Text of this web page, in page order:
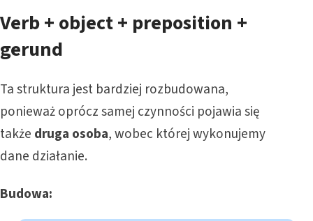
Verb + object + preposition +
gerund
Ta struktura jest bardziej rozbudowana,
ponieważ oprócz samej czynności pojawia się
także druga osoba, wobec której wykonujemy
dane działanie.
Budowa: